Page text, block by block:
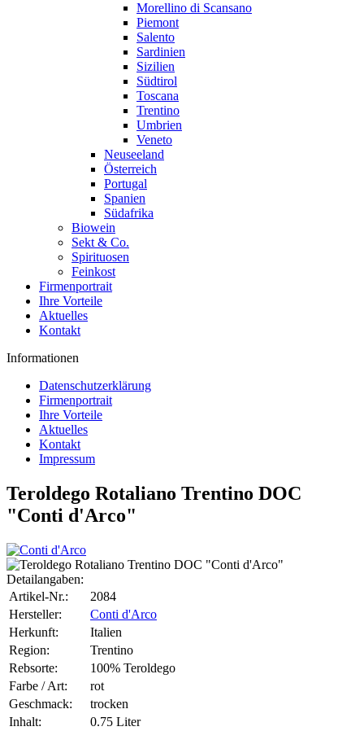
Morellino di Scansano
Piemont
Salento
Sardinien
Sizilien
Südtirol
Toscana
Trentino
Umbrien
Veneto
Neuseeland
Österreich
Portugal
Spanien
Südafrika
Biowein
Sekt & Co.
Spirituosen
Feinkost
Firmenportrait
Ihre Vorteile
Aktuelles
Kontakt
Informationen
Datenschutzerklärung
Firmenportrait
Ihre Vorteile
Aktuelles
Kontakt
Impressum
Teroldego Rotaliano Trentino DOC
"Conti d'Arco"
Detailangaben:
Artikel-Nr.:
2084
Hersteller:
Conti d'Arco
Herkunft:
Italien
Region:
Trentino
Rebsorte:
100% Teroldego
Farbe / Art:
rot
Geschmack:
trocken
Inhalt:
0.75 Liter